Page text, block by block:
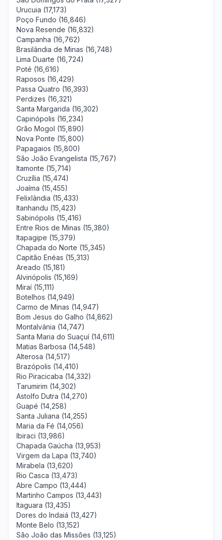
Urucuia (17,173)
Poço Fundo (16,846)
Nova Resende (16,832)
Campanha (16,762)
Brasilândia de Minas (16,748)
Lima Duarte (16,724)
Poté (16,616)
Raposos (16,429)
Passa Quatro (16,393)
Perdizes (16,321)
Santa Margarida (16,302)
Capinópolis (16,234)
Grão Mogol (15,890)
Nova Ponte (15,800)
Papagaios (15,800)
São João Evangelista (15,767)
Itamonte (15,714)
Cruzília (15,474)
Joaíma (15,455)
Felixlândia (15,433)
Itanhandu (15,423)
Sabinópolis (15,416)
Entre Rios de Minas (15,380)
Itapagipe (15,379)
Chapada do Norte (15,345)
Capitão Enéas (15,313)
Areado (15,181)
Alvinópolis (15,169)
Miraí (15,111)
Botelhos (14,949)
Carmo de Minas (14,947)
Bom Jesus do Galho (14,862)
Montalvânia (14,747)
Santa Maria do Suaçuí (14,611)
Matias Barbosa (14,548)
Alterosa (14,517)
Brazópolis (14,410)
Rio Piracicaba (14,332)
Tarumirim (14,302)
Astolfo Dutra (14,270)
Guapé (14,258)
Santa Juliana (14,255)
Maria da Fé (14,056)
Ibiraci (13,986)
Chapada Gaúcha (13,953)
Virgem da Lapa (13,740)
Mirabela (13,620)
Rio Casca (13,473)
Abre Campo (13,444)
Martinho Campos (13,443)
Itaguara (13,435)
Dores do Indaiá (13,427)
Monte Belo (13,152)
São João das Missões (13,125)